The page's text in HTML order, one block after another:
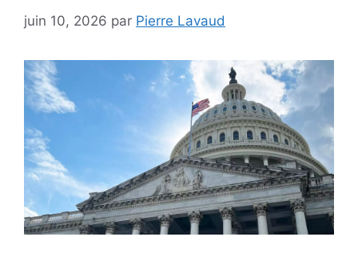
juin 10, 2026 par Pierre Lavaud